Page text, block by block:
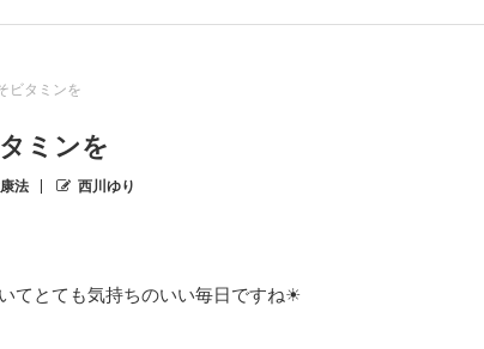
ビタミンを
ミンを
法 西川ゆり
てとても気持ちのいい毎日ですね☀︎